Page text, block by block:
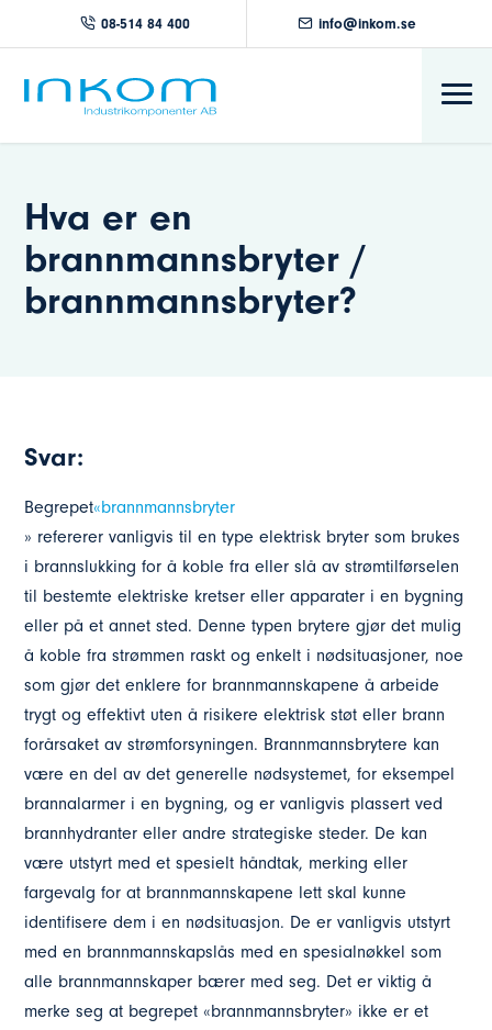
08-514 84 400 info@inkom.se
Hva er en
brannmannsbryter /
brannmannsbryter?
Svar:
Begrepet«brannmannsbryter
» refererer vanligvis til en type elektrisk bryter som brukes
i brannslukking for å koble fra eller slå av strømtilførselen
til bestemte elektriske kretser eller apparater i en bygning
eller på et annet sted. Denne typen brytere gjør det mulig
å koble fra strømmen raskt og enkelt i nødsituasjoner, noe
som gjør det enklere for brannmannskapene å arbeide
trygt og effektivt uten å risikere elektrisk støt eller brann
forårsaket av strømforsyningen. Brannmannsbrytere kan
være en del av det generelle nødsystemet, for eksempel
brannalarmer i en bygning, og er vanligvis plassert ved
brannhydranter eller andre strategiske steder. De kan
være utstyrt med et spesielt håndtak, merking eller
fargevalg for at brannmannskapene lett skal kunne
identifisere dem i en nødsituasjon. De er vanligvis utstyrt
med en brannmannskapslås med en spesialnøkkel som
alle brannmannskaper bærer med seg. Det er viktig å
merke seg at begrepet «brannmannsbryter» ikke er et